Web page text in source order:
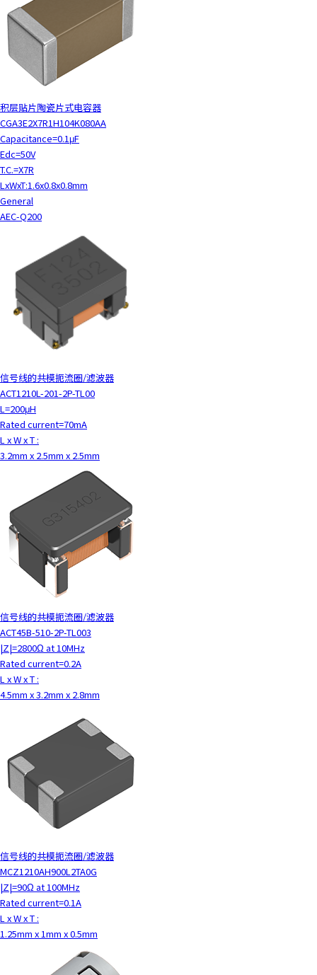
t
h
e
c
o
n
t
e
n
积层贴片陶瓷片式电容器
CGA3E2X7R1H104K080AA
Capacitance=0.1μF
Edc=50V
T.C.=X7R
LxWxT:1.6x0.8x0.8mm
General
AEC-Q200
信号线的共模扼流圈/滤波器
ACT1210L-201-2P-TL00
L=200μH
Rated current=70mA
L x W x T :
3.2mm x 2.5mm x 2.5mm
信号线的共模扼流圈/滤波器
ACT45B-510-2P-TL003
|Z|=2800Ω at 10MHz
Rated current=0.2A
L x W x T :
4.5mm x 3.2mm x 2.8mm
信号线的共模扼流圈/滤波器
MCZ1210AH900L2TA0G
|Z|=90Ω at 100MHz
Rated current=0.1A
L x W x T :
1.25mm x 1mm x 0.5mm